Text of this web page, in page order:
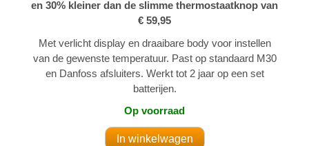
en 30% kleiner dan de slimme thermostaatknop van
€ 59,95
Met verlicht display en draaibare body voor instellen
van de gewenste temperatuur. Past op standaard M30
en Danfoss afsluiters. Werkt tot 2 jaar op een set
batterijen.
Op voorraad